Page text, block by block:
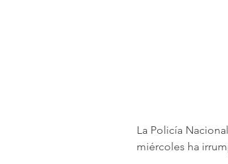
La Policía
miércoles ha